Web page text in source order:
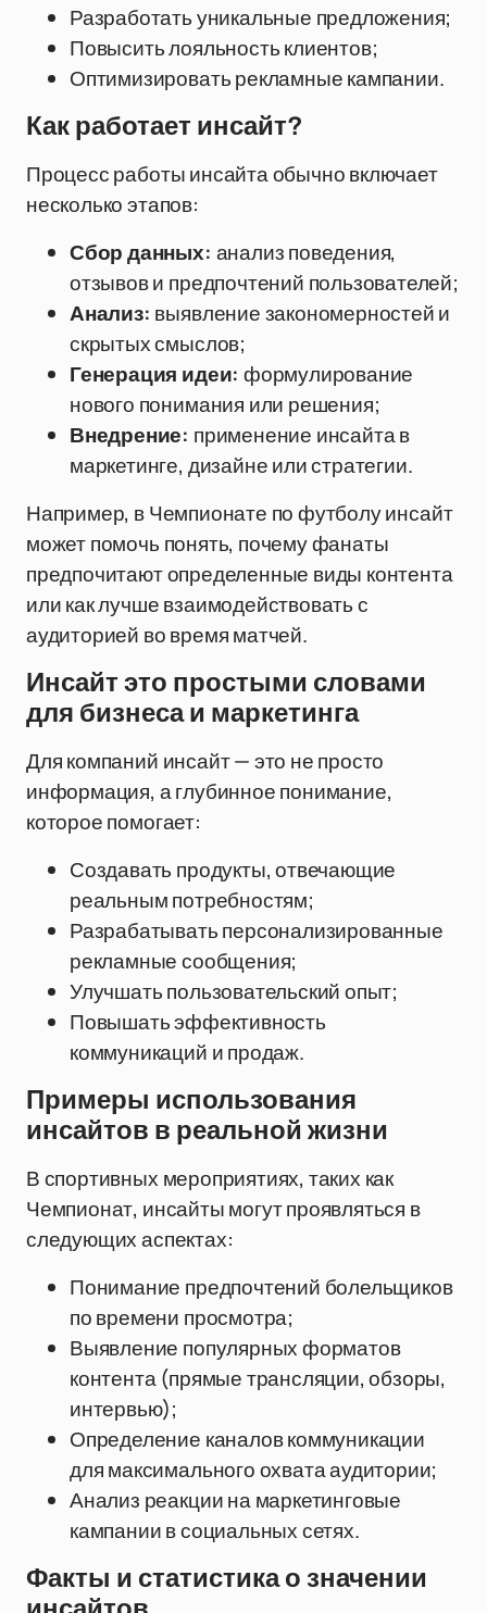
Разработать уникальные предложения;
Повысить лояльность клиентов;
Оптимизировать рекламные кампании.
Как работает инсайт?
Процесс работы инсайта обычно включает
несколько этапов:
Сбор данных: анализ поведения,
отзывов и предпочтений пользователей;
Анализ: выявление закономерностей и
скрытых смыслов;
Генерация идеи: формулирование
нового понимания или решения;
Внедрение: применение инсайта в
маркетинге, дизайне или стратегии.
Например, в Чемпионате по футболу инсайт
может помочь понять, почему фанаты
предпочитают определенные виды контента
или как лучше взаимодействовать с
аудиторией во время матчей.
Инсайт это простыми словами
для бизнеса и маркетинга
Для компаний инсайт — это не просто
информация, а глубинное понимание,
которое помогает:
Создавать продукты, отвечающие
реальным потребностям;
Разрабатывать персонализированные
рекламные сообщения;
Улучшать пользовательский опыт;
Повышать эффективность
коммуникаций и продаж.
Примеры использования
инсайтов в реальной жизни
В спортивных мероприятиях, таких как
Чемпионат, инсайты могут проявляться в
следующих аспектах:
Понимание предпочтений болельщиков
по времени просмотра;
Выявление популярных форматов
контента (прямые трансляции, обзоры,
интервью);
Определение каналов коммуникации
для максимального охвата аудитории;
Анализ реакции на маркетинговые
кампании в социальных сетях.
Факты и статистика о значении